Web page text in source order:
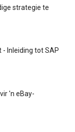
strategie te
Inleiding tot SAP
'n eBay-